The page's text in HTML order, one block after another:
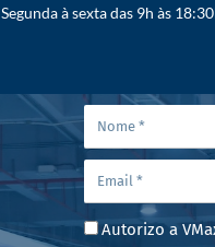
Segunda à sexta das 9h às
Autorizo a